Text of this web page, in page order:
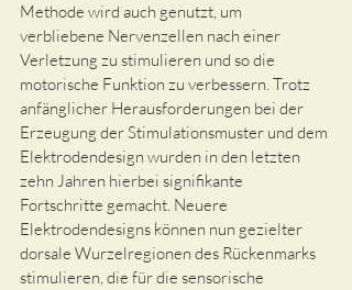
Methode wird auch genutzt, um
verbliebene Nervenzellen nach einer
Verletzung zu stimulieren und so die
motorische Funktion zu verbessern. Trotz
anfänglicher Herausforderungen bei der
Erzeugung der Stimulationsmuster und dem
Elektrodendesign wurden in den letzten
zehn Jahren hierbei signifikante
Fortschritte gemacht. Neuere
Elektrodendesigns können nun gezielter
dorsale Wurzelregionen des Rückenmarks
stimulieren, die für die sensorische